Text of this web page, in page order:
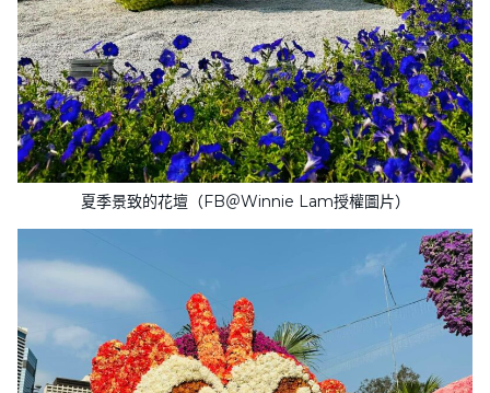
夏季景致的花壇（FB＠Winnie Lam授權圖片）